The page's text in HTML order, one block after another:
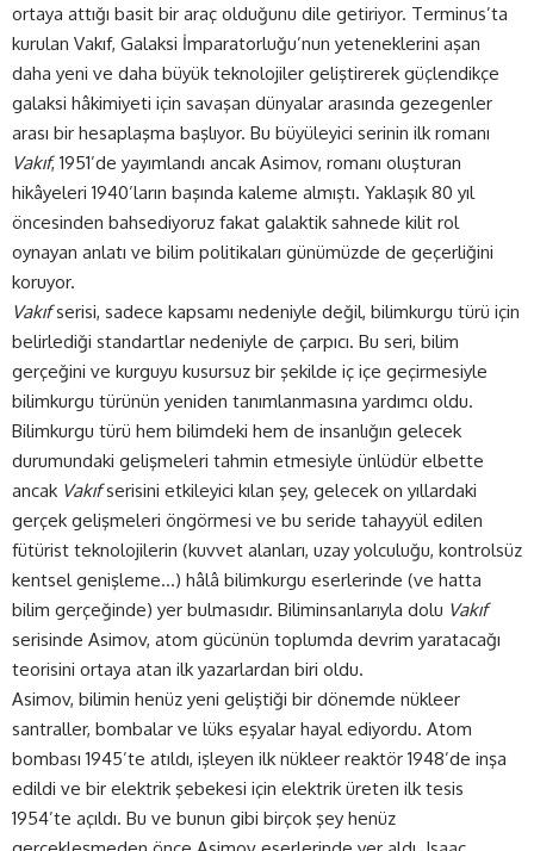
ortaya attığı basit bir araç olduğunu dile getiriyor. Terminus’ta
kurulan Vakıf, Galaksi İmparatorluğu’nun yeteneklerini aşan
daha yeni ve daha büyük teknolojiler geliştirerek güçlendikçe
galaksi hâkimiyeti için savaşan dünyalar arasında gezegenler
arası bir hesaplaşma başlıyor. Bu büyüleyici serinin ilk romanı
Vakıf, 1951’de yayımlandı ancak Asimov, romanı oluşturan
hikâyeleri 1940’ların başında kaleme almıştı. Yaklaşık 80 yıl
öncesinden bahsediyoruz fakat galaktik sahnede kilit rol
oynayan anlatı ve bilim politikaları günümüzde de geçerliğini
koruyor.
Vakıfserisi, sadece kapsamı nedeniyle değil, bilimkurgu türü için
belirlediği standartlar nedeniyle de çarpıcı. Bu seri, bilim
gerçeğini ve kurguyu kusursuz bir şekilde iç içe geçirmesiyle
bilimkurgu türünün yeniden tanımlanmasına yardımcı oldu.
Bilimkurgu türü hem bilimdeki hem de insanlığın gelecek
durumundaki gelişmeleri tahmin etmesiyle ünlüdür elbette
ancak Vakıfserisini etkileyici kılan şey, gelecek on yıllardaki
gerçek gelişmeleri öngörmesi ve bu seride tahayyül edilen
fütürist teknolojilerin (kuvvet alanları, uzay yolculuğu, kontrolsüz
kentsel genişleme…) hâlâ bilimkurgu eserlerinde (ve hatta
bilim gerçeğinde) yer bulmasıdır. Biliminsanlarıyla dolu Vakıf
serisinde Asimov, atom gücünün toplumda devrim yaratacağı
teorisini ortaya atan ilk yazarlardan biri oldu.
Asimov, bilimin henüz yeni geliştiği bir dönemde nükleer
santraller, bombalar ve lüks eşyalar hayal ediyordu. Atom
bombası 1945’te atıldı, işleyen ilk nükleer reaktör 1948’de inşa
edildi ve bir elektrik şebekesi için elektrik üreten ilk tesis
1954’te açıldı. Bu ve bunun gibi birçok şey henüz